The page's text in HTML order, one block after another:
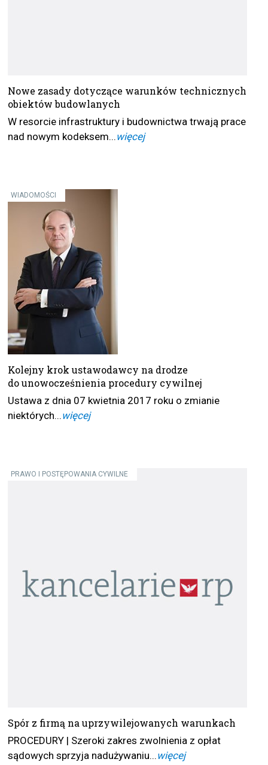
Nowe zasady dotyczące warunków technicznych
obiektów budowlanych
W resorcie infrastruktury i budownictwa trwają prace
nad nowym kodeksem...więcej
WIADOMOŚCI
Kolejny krok ustawodawcy na drodze
do unowocześnienia procedury cywilnej
Ustawa z dnia 07 kwietnia 2017 roku o zmianie
niektórych...więcej
PRAWO I POSTĘPOWANIA CYWILNE
Spór z firmą na uprzywilejowanych warunkach
PROCEDURY | Szeroki zakres zwolnienia z opłat
sądowych sprzyja nadużywaniu...więcej